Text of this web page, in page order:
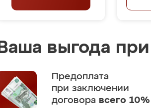
Ваша выгода
Предоплата
при заключении
договора всего 10%